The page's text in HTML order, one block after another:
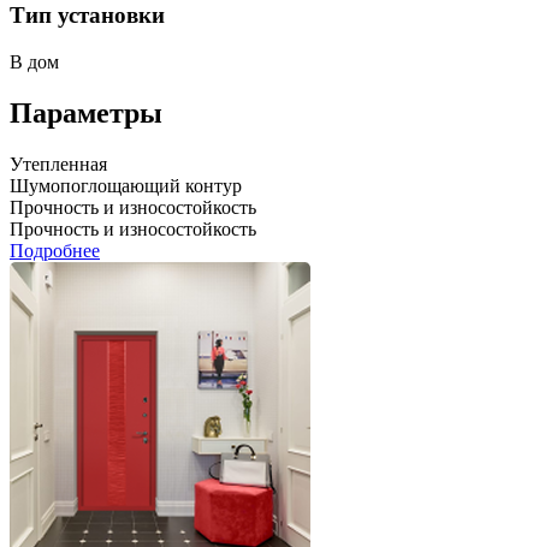
Тип установки
В дом
Параметры
Утепленная
Шумопоглощающий контур
Прочность и износостойкость
Прочность и износостойкость
Подробнее